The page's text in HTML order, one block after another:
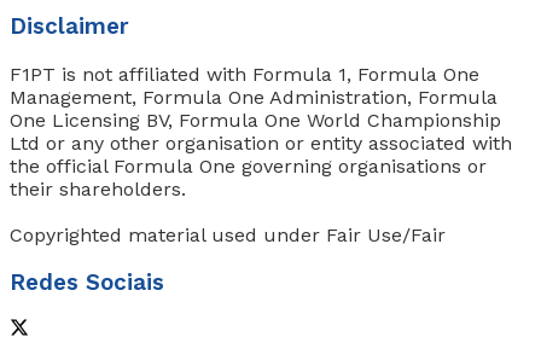
Disclaimer
F1PT is not affiliated with Formula 1, Formula One
Management, Formula One Administration, Formula
One Licensing BV, Formula One World Championship
Ltd or any other organisation or entity associated with
the official Formula One governing organisations or
their shareholders.
Copyrighted material used under Fair Use/Fair
Redes Sociais